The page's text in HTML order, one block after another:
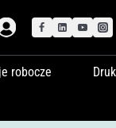
robocze